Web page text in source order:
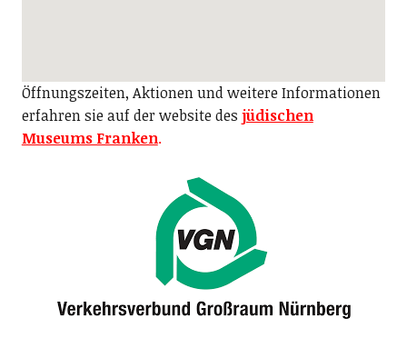
Öffnungszeiten, Aktionen und weitere Informationen
erfahren sie auf der website des jüdischen
Museums Franken.